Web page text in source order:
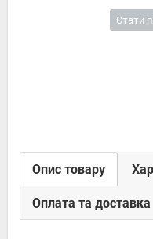
Стати
Опис товару
Оплата та доставка